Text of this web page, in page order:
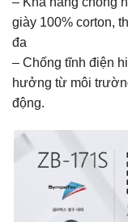
giày 100% corton,
đa
– Chống tĩnh điện
hưởng từ môi
động.